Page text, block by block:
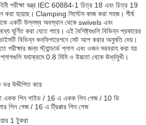
পরীক্ষা যন্ত্র IEC 60884-1 চিত্র 18 এবং চিত্র 19
করা হয়েছে। Clamping সিস্টেম কাজ করা সহজ। শীর্ষ
একটি উল্লম্ব অবস্থান থেকে swivels এবং
ঘূর্ণিত করা যেতে পারে। এই বৈশিষ্ট্যগুলি বিভিন্ন প্রকারের
বিভিন্ন কনফিগারেশনে সেট আপ করার অনুমতি দেয়।
পরীক্ষার জন্য স্ট্যান্ডার্ড প্লাগ এবং ওজন সরবরাহ করা হয়
যথাক্রমে 0.8 মিমি ও উচ্চতা থেকে ঊর্ধ্বমুখী।
উদ্দীপিত করে
টা একক পিন গাইড / 16 এ একক পিন গেজ / 10 ডি
পিন গেজ / 16 এ ট্রিপ্পার পিন গেজ
1 টুকরা